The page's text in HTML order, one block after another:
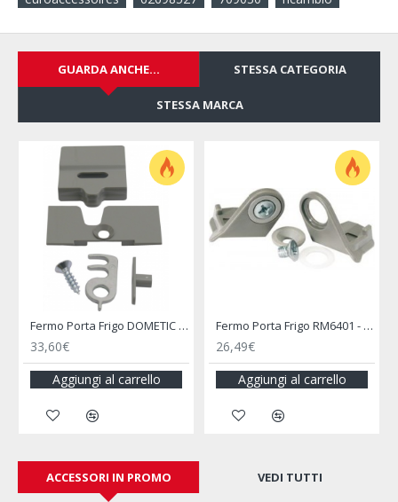
GUARDA ANCHE... STESSA CATEGORIA
STESSA MARCA
Fermo Porta Frigo DOMETIC RM7651 / 7655
33,60€
Aggiungi al carrello
Fermo Porta Frigo RM6401 - DOMETIC
26,49€
Aggiungi al carrello
ACCESSORI IN PROMO VEDI TUTTI